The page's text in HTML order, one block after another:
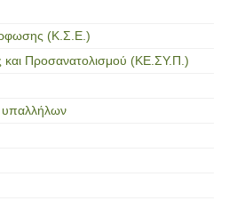
(Κ.Σ.Ε.)
και Προσανατολισμού (ΚΕ.ΣΥ.Π.)
υπαλλήλων